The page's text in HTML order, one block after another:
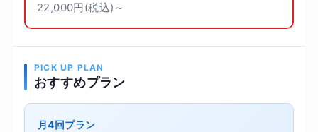
22,000円(税込)～
PICK UP PLAN
おすすめプラン
月4回プラン